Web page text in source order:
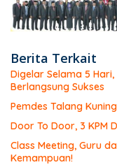
Berita Terkait
Digelar Selama 5 Hari,
Berlangsung Sukses
Pemdes Talang
Door To Door, 3 KPM
Class Meeting, Guru
Kemampuan!